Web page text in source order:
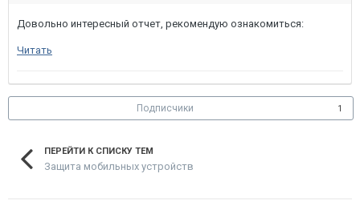
Довольно интересный отчет, рекомендую ознакомиться:
Читать
Подписчики 1
ПЕРЕЙТИ К СПИСКУ ТЕМ
Защита мобильных устройств